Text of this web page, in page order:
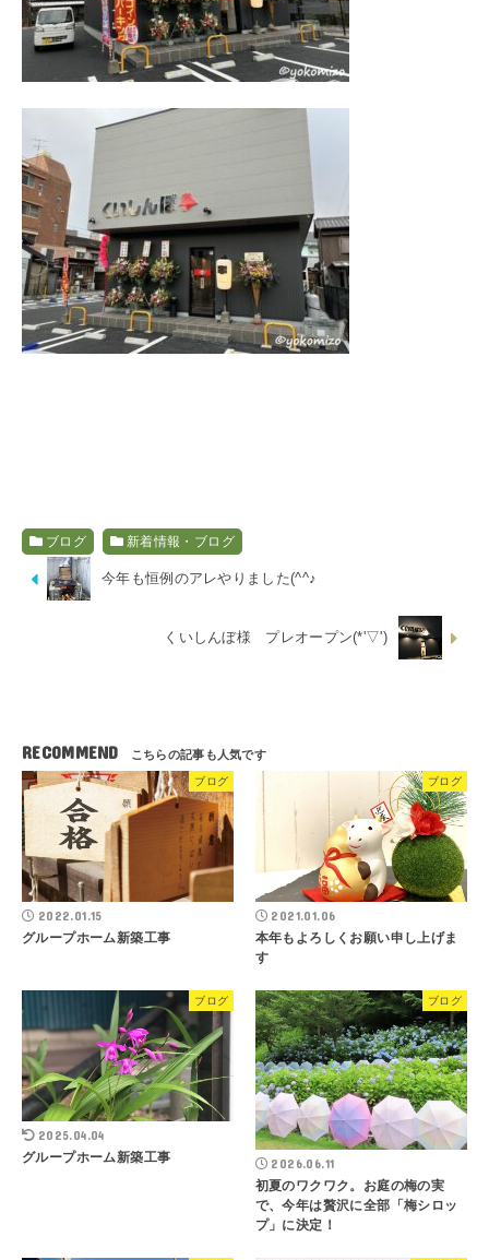
ブログ 新着情報・ブログ
今年も恒例のアレやりました(^^♪
くいしんぼ様 プレオープン(*'▽')
RECOMMEND
ブログ
2022.01.15
グループホーム新築工事
ブログ
2021.01.06
本年もよろしくお願い申し上げま
す
ブログ
2025.04.04
グループホーム新築工事
ブログ
2026.06.11
初夏のワクワク。お庭の梅の実
で、今年は贅沢に全部「梅シロッ
プ」に決定！